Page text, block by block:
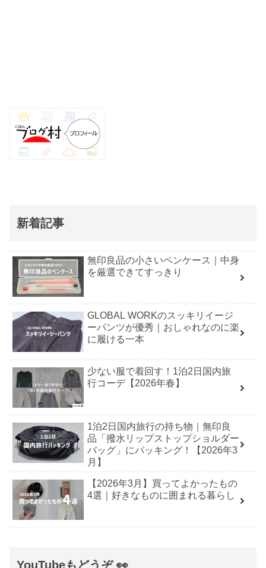
新着記事
無印良品の小さいペンケース｜中身
を厳選できてすっきり
GLOBAL WORKのスッキリイージ
ーパンツが優秀｜おしゃれなのに楽
に履ける一本
少ない服で着回す！1泊2日国内旅
行コーデ【2026年春】
1泊2日国内旅行の持ち物｜無印良
品「撥水リップストップショルダー
バッグ」にパッキング！【2026年3
月】
【2026年3月】買ってよかったもの
4選｜好きなものに囲まれる暮らし
YouTubeもどうぞ 👀